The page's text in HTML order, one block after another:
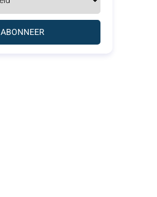
ABONNEER